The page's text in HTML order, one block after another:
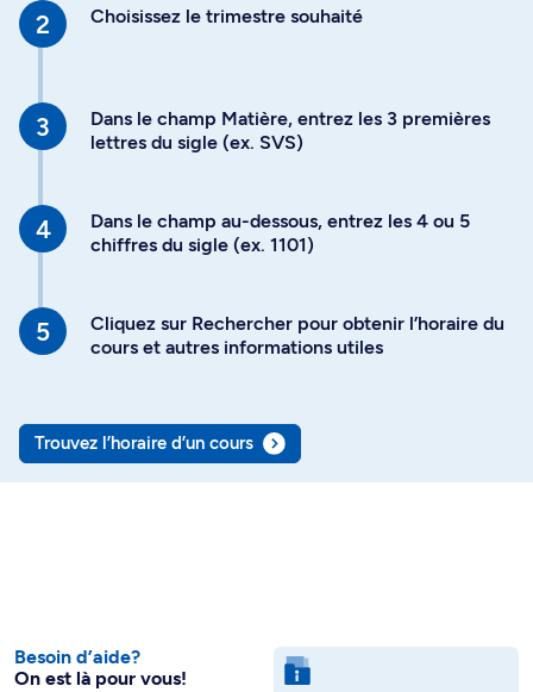
Choisissez le trimestre souhaité
Dans le champ Matière, entrez les 3 premières
lettres du sigle (ex. SVS)
Dans le champ au-dessous, entrez les 4 ou 5
chiffres du sigle (ex. 1101)
Cliquez sur Rechercher pour obtenir l’horaire du
cours et autres informations utiles
Trouvez l’horaire d’un cours
Besoin d’aide?
On est là pour vous!